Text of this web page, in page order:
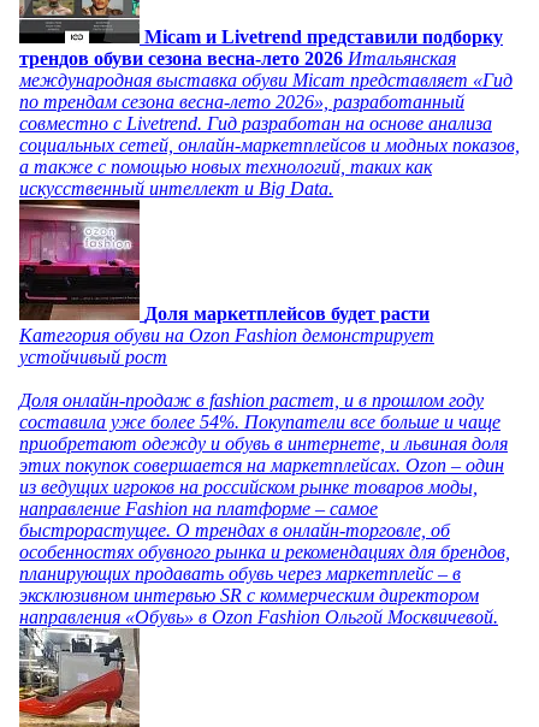
Micam и Livetrend представили подборку
трендов обуви сезона весна-лето 2026 Итальянская
международная выставка обуви Micam представляет «Гид
по трендам сезона весна-лето 2026», разработанный
совместно с Livetrend. Гид разработан на основе анализа
социальных сетей, онлайн-маркетплейсов и модных показов,
а также с помощью новых технологий, таких как
искусственный интеллект и Big Data.
Доля маркетплейсов будет расти
Категория обуви на Ozon Fashion демонстрирует
устойчивый рост
Доля онлайн-продаж в fashion растет, и в прошлом году
составила уже более 54%. Покупатели все больше и чаще
приобретают одежду и обувь в интернете, и львиная доля
этих покупок совершается на маркетплейсах. Ozon – один
из ведущих игроков на российском рынке товаров моды,
направление Fashion на платформе – самое
быстрорастущее. О трендах в онлайн-торговле, об
особенностях обувного рынка и рекомендациях для брендов,
планирующих продавать обувь через маркетплейс – в
эксклюзивном интервью SR с коммерческим директором
направления «Обувь» в Ozon Fashion Ольгой Москвичевой.